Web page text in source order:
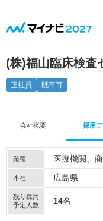
(株)福山臨床検査
正社員 既卒可
会社概要 採用
業種 医療機関
本社 広島県
残り採用
予定人数
14名